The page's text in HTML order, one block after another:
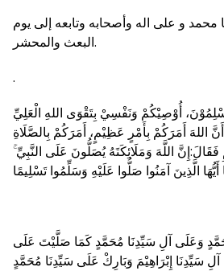
و على اله وأصحابه وتابعه إلى يوم
البعث والمحشر.
.
أُوْصِيْكُمْ وَنَفْسِيْ بِتَقْوَى اللهِ الْعَلِيِّ
اللهَ أَمَرَكُمْ بِأَمْرٍ عَظِيْمٍ، أَمَرَكُمْ بِالصَّلَاةِ
فَقَالَ:إِنَّ اللَّهَ وَمَلَائِكَتَهُ يُصَلُّونَ عَلَى النَّبِيِّ
وَعَلَى آلِ سَيِّدِنَا مُحَمَّدٍ كَمَا صَلَّيْتَ عَلَى
آلِ سَيِّدِنَا إِبْرَاهِيْمَ وَبَارِكْ عَلَى سَيِّدِنَا مُحَمَّدٍ